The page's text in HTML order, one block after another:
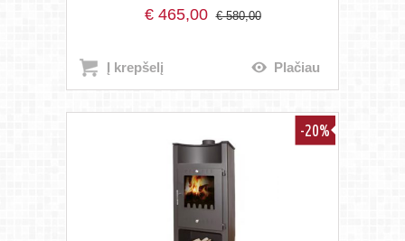
€465,00 €580,00
Į krepšelį Plačiau
-20%